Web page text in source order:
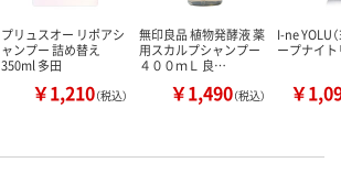
プリュスオー リポアシ
ャンプー 詰め替え
350ml 多田
￥1,210（税込）
無印良品 植物発酵液 薬
用スカルプシャンプー
４００ｍＬ 良…
￥1,490（税込）
I-ne YOLU
ープナイ
￥